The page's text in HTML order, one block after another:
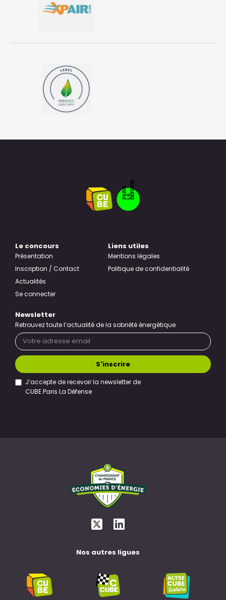
Le concours
Présentation
Inscription / Contact
Actualités
Se connecter
Liens utiles
Mentions légales
Politique de confidentialité
Newsletter
Retrouvez toute l’actualité de la sobriété énergétique
J’accepte de recevoir la newsletter de
CUBE Paris La Défense
S'inscrire
Nos autres ligues